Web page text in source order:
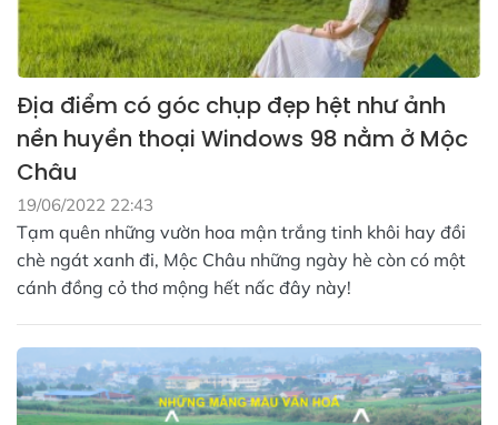
Địa điểm có góc chụp đẹp hệt như ảnh
nền huyền thoại Windows 98 nằm ở Mộc
Châu
19/06/2022 22:43
Tạm quên những vườn hoa mận trắng tinh khôi hay đồi
chè ngát xanh đi, Mộc Châu những ngày hè còn có một
cánh đồng cỏ thơ mộng hết nấc đây này!